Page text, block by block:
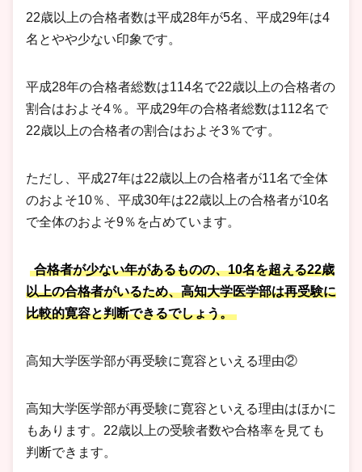
22歳以上の合格者数は平成28年が5名、平成29年は4
名とやや少ない印象です。
平成28年の合格者総数は114名で22歳以上の合格者の
割合はおよそ4％。平成29年の合格者総数は112名で
22歳以上の合格者の割合はおよそ3％です。
ただし、平成27年は22歳以上の合格者が11名で全体
のおよそ10％、平成30年は22歳以上の合格者が10名
で全体のおよそ9％を占めています。
合格者が少ない年があるものの、10名を超える22歳
以上の合格者がいるため、高知大学医学部は再受験に
比較的寛容と判断できるでしょう。
高知大学医学部が再受験に寛容といえる理由②
高知大学医学部が再受験に寛容といえる理由はほかに
もあります。22歳以上の受験者数や合格率を見ても
判断できます。